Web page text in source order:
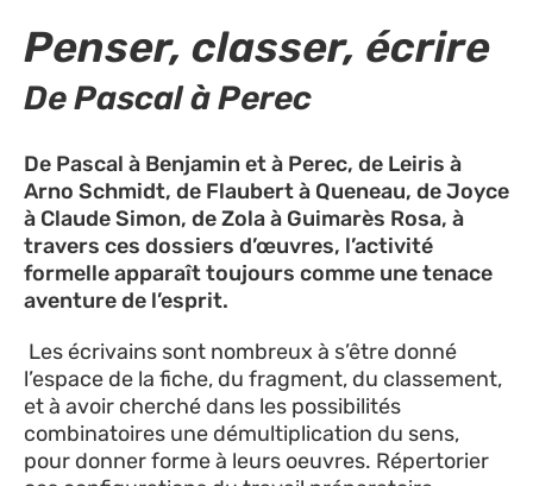
Penser, classer, écrire
De Pascal à Perec
De Pascal à Benjamin et à Perec, de Leiris à
Arno Schmidt, de Flaubert à Queneau, de Joyce
à Claude Simon, de Zola à Guimarès Rosa, à
travers ces dossiers d’œuvres, l’activité
formelle apparaît toujours comme une tenace
aventure de l’esprit.
Les écrivains sont nombreux à s’être donné
l’espace de la fiche, du fragment, du classement,
et à avoir cherché dans les possibilités
combinatoires une démultiplication du sens,
pour donner forme à leurs oeuvres. Répertorier